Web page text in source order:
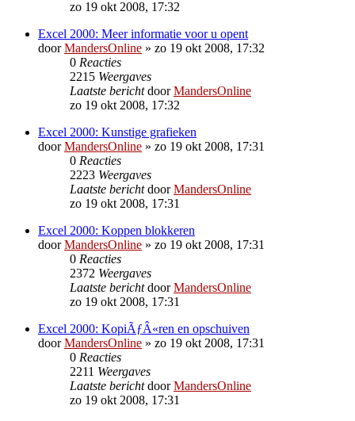
zo 19 okt 2008, 17:32
Excel 2000: Meer informatie voor u opent
doorMandersOnline » zo 19 okt 2008, 17:32
0 Reacties
2215 Weergaves
Laatste berichtdoorMandersOnline
zo 19 okt 2008, 17:32
Excel 2000: Kunstige grafieken
doorMandersOnline » zo 19 okt 2008, 17:31
0 Reacties
2223 Weergaves
Laatste berichtdoorMandersOnline
zo 19 okt 2008, 17:31
Excel 2000: Koppen blokkeren
doorMandersOnline » zo 19 okt 2008, 17:31
0 Reacties
2372 Weergaves
Laatste berichtdoorMandersOnline
zo 19 okt 2008, 17:31
Excel 2000: KopiÃƒÂ«ren en opschuiven
doorMandersOnline » zo 19 okt 2008, 17:31
0 Reacties
2211 Weergaves
Laatste berichtdoorMandersOnline
zo 19 okt 2008, 17:31